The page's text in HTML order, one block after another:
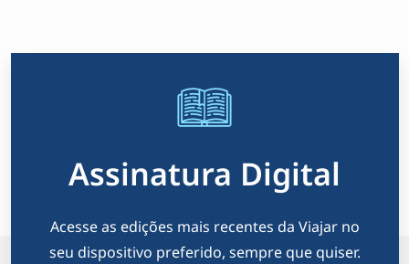
Assinatura Digital
Acesse as edições mais recentes da Viajar no
seu dispositivo preferido, sempre que quiser.